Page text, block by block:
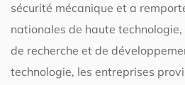
sécurité mécanique et a
nationales de haute
de recherche et de
technologie, les entreprises